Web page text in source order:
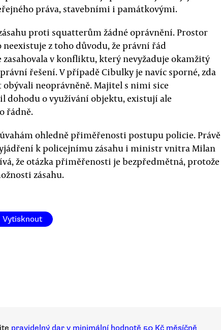
práva, stavebními i památkovými.
proti squatterům žádné oprávnění. Prostor
z toho důvodu, že právní řád
v konfliktu, který nevyžaduje okamžitý
řešení. V případě Cibulky je navíc sporné, zda
neoprávněně. Majitel s nimi sice
dohodu o využívání objektu, existují ale
řádně.
ohledně přiměřenosti postupu policie. Právě
k policejnímu zásahu i ministr vnitra Milan
že otázka přiměřenosti je bezpředmětná, protože
zásahu.
Vytisknout
pravidelný dar v minimální hodnotě 50 Kč měsíčně